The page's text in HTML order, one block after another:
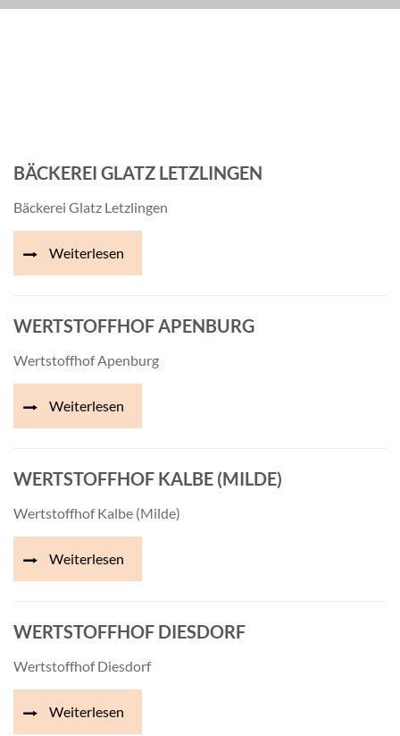
BÄCKEREI GLATZ LETZLINGEN
Bäckerei Glatz Letzlingen
Weiterlesen
WERTSTOFFHOF APENBURG
Wertstoffhof Apenburg
Weiterlesen
WERTSTOFFHOF KALBE (MILDE)
Wertstoffhof Kalbe (Milde)
Weiterlesen
WERTSTOFFHOF DIESDORF
Wertstoffhof Diesdorf
Weiterlesen